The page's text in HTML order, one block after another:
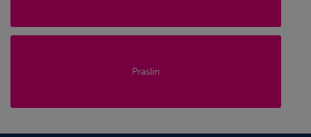
Praslin